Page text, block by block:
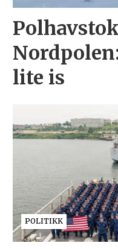
lite is
POLITIKK